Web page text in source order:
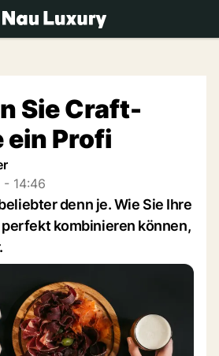
Sie Craft-
ein Profi
14:46
denn je. Wie Sie Ihre
kombinieren können,